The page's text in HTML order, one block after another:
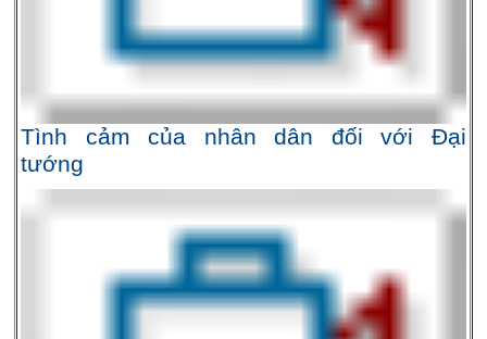
Tình cảm của nhân dân đối với Đại
tướng